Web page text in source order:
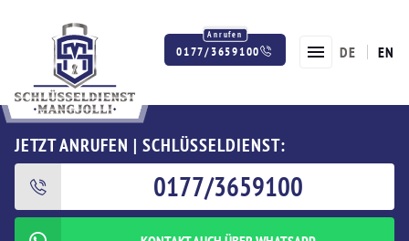
0177/3659100 DE EN
JETZT ANRUFEN | SCHLÜSSELDIENST:
0177/3659100